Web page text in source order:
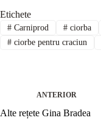
Etichete
#Carniprod #ciorba
#ciorbe pentru craciun
ANTERIOR
Alte rețete Gina Bradea